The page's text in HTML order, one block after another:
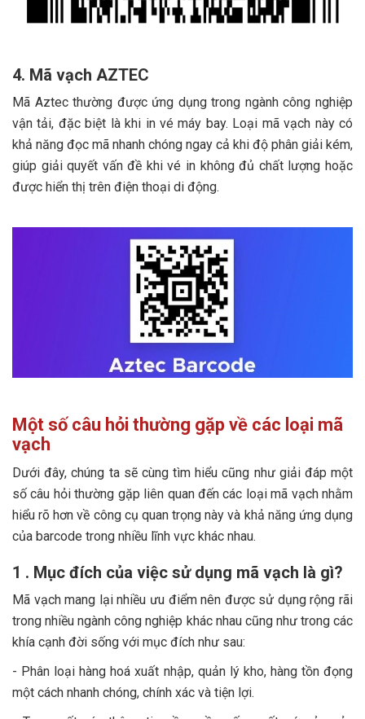
4. Mã vạch AZTEC
Mã Aztec thường được ứng dụng trong ngành công nghiệp
vận tải, đặc biệt là khi in vé máy bay. Loại mã vạch này có
khả năng đọc mã nhanh chóng ngay cả khi độ phân giải kém,
giúp giải quyết vấn đề khi vé in không đủ chất lượng hoặc
được hiển thị trên điện thoại di động.
Một số câu hỏi thường gặp về các loại mã
vạch
Dưới đây, chúng ta sẽ cùng tìm hiểu cũng như giải đáp một
số câu hỏi thường gặp liên quan đến các loại mã vạch nhằm
hiểu rõ hơn về công cụ quan trọng này và khả năng ứng dụng
của barcode trong nhiều lĩnh vực khác nhau.
1 . Mục đích của việc sử dụng mã vạch là gì?
Mã vạch mang lại nhiều ưu điểm nên được sử dụng rộng rãi
trong nhiều ngành công nghiệp khác nhau cũng như trong các
khía cạnh đời sống với mục đích như sau:
- Phân loại hàng hoá xuất nhập, quản lý kho, hàng tồn đọng
một cách nhanh chóng, chính xác và tiện lợi.